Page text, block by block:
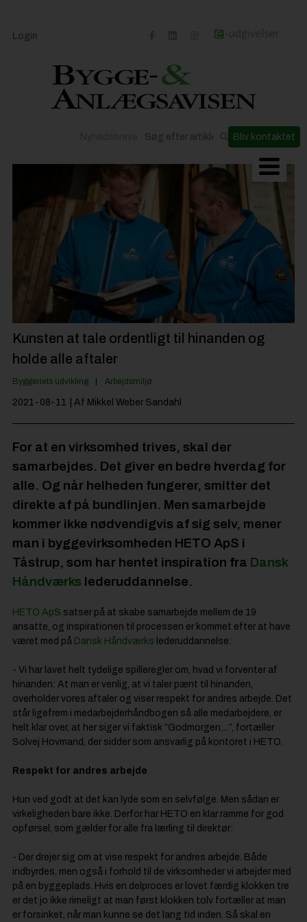
Login
Bliv kontaktet
Byggeriets udvikling
Materialer og løsninger
Byggepladsen
Til Håndværkeren
Partnere
Kunsten at tale ordentligt til hinanden og
holde alle aftaler
Byggeriets udvikling Arbejdsmiljø
2021-08-11 | Af Mikkel Weber Sandahl
For at en virksomhed trives, skal der
samarbejdes. Det giver en bedre hverdag for
alle. Og når helheden fungerer, smitter det
direkte af på bundlinjen. Men samarbejde
kommer ikke nødvendigvis af sig selv, mener
man i byggevirksomheden HETO ApS i
Tåstrup, som har hentet inspiration fra Dansk
Håndværks lederuddannelse.
HETO ApS satser på at skabe samarbejde mellem de 19
ansatte, og inspirationen til processen er kommet efter at have
været med på Dansk Håndværks lederuddannelse:
- Vi har lavet helt tydelige spilleregler om, hvad vi forventer af
hinanden: At man er venlig, at vi taler pænt til hinanden,
overholder vores aftaler og viser respekt for andres arbejde. Det
står ligefrem i medarbejderhåndbogen så alle medarbejdere, er
helt klar over, at her siger vi faktisk ”Godmorgen....”, fortæller
Solvej Hovmand, der sidder som ansvarlig på kontoret i HETO.
Respekt for andres arbejde
Hun ved godt at det kan lyde som en selvfølge. Men sådan er
virkeligheden bare ikke. Derfor har HETO en klar ramme for god
opførsel, som gælder for alle fra lærling til direktør:
- Der drejer sig om at vise respekt for andres arbejde. Både
indbyrdes, men også i forhold til de virksomheder vi arbejder med
på en byggeplads. Hvis en delproces er lovet færdig klokken tre
er det jo ikke rimeligt at man først klokken tolv fortæller at man
er forsinket, når man kunne se det lang tid inden. Så skal en